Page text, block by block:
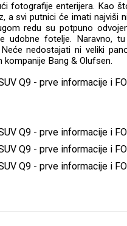
fotografije enterijera. Kao
a svi putnici će imati najviši
redu su potpuno
udobne fotelje. Naravno,
nedostajati ni veliki
Bang & Olufsen.